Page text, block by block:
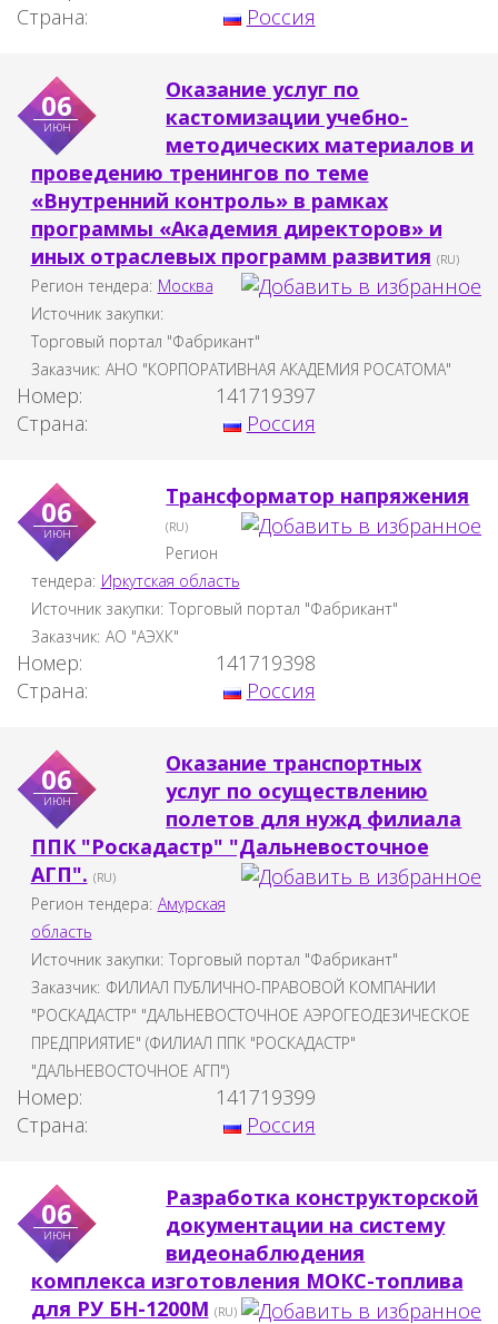
Страна:
Россия
06
июн
Оказание услуг по
кастомизации учебно-
методических материалов и
проведению тренингов по теме
«Внутренний контроль» в рамках
программы «Академия директоров» и
иных отраслевых программ развития (RU)
Регион тендера: Москва
Источник закупки:
Торговый портал "Фабрикант"
Заказчик: АНО "КОРПОРАТИВНАЯ АКАДЕМИЯ РОСАТОМА"
Номер:
141719397
Страна:
Россия
06
июн
Трансформатор напряжения
(RU)
Регион
тендера: Иркутская область
Источник закупки: Торговый портал "Фабрикант"
Заказчик: АО "АЭХК"
Номер:
141719398
Страна:
Россия
06
июн
Оказание транспортных
услуг по осуществлению
полетов для нужд филиала
ППК "Роскадастр" "Дальневосточное
АГП". (RU)
Регион тендера: Амурская
область
Источник закупки: Торговый портал "Фабрикант"
Заказчик: ФИЛИАЛ ПУБЛИЧНО-ПРАВОВОЙ КОМПАНИИ
"РОСКАДАСТР" "ДАЛЬНЕВОСТОЧНОЕ АЭРОГЕОДЕЗИЧЕСКОЕ
ПРЕДПРИЯТИЕ" (ФИЛИАЛ ППК "РОСКАДАСТР"
"ДАЛЬНЕВОСТОЧНОЕ АГП")
Номер:
141719399
Страна:
Россия
06
июн
Разработка конструкторской
документации на систему
видеонаблюдения
комплекса изготовления МОКС-топлива
для РУ БН-1200М (RU)